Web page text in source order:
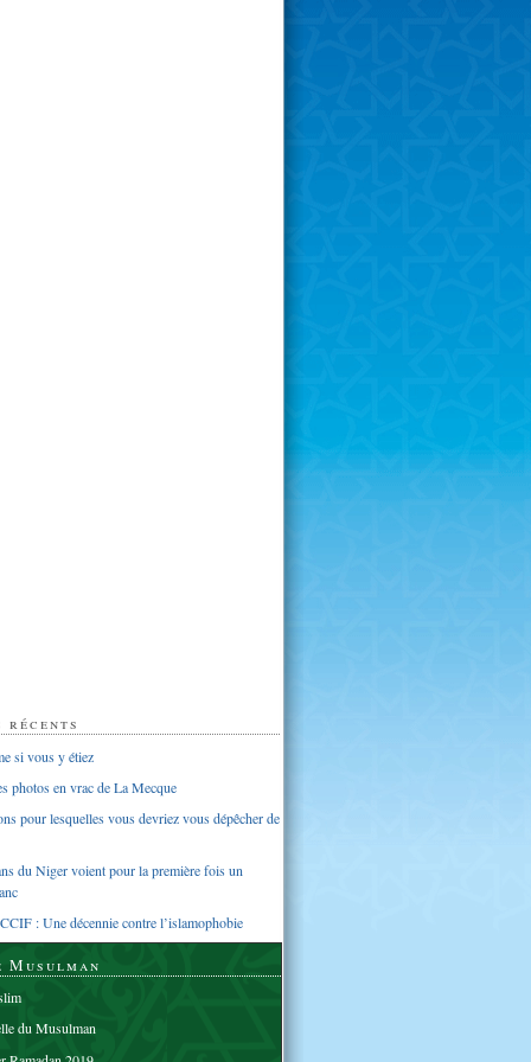
si vous y étiez
photos en vrac de La Mecque
pour lesquelles vous devriez vous dépêcher de
du Niger voient pour la première fois un
: Une décennie contre l’islamophobie
Musulman
du Musulman